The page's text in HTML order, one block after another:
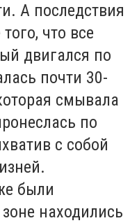
А последствия
что все
двигался по
почти 30-
смывала
по
с собой
были
находились